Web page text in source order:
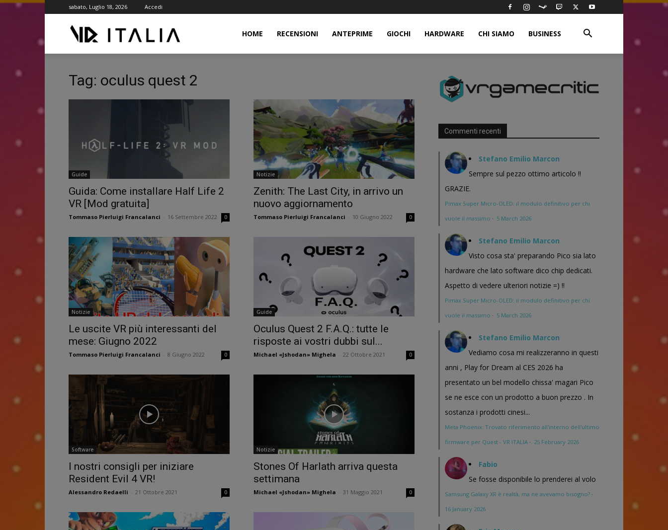
sabato, Luglio 18, 2026 Accedi
ITALIA
HOME RECENSIONI ANTEPRIME GIOCHI HARDWARE CHI SIAMO BUSINESS
Tag: oculus quest 2
Guide
Guida: Come installare Half Life 2
VR [Mod gratuita]
Tommaso Pierluigi Francalanci 16 Settembre 2022 0
Notizie
Zenith: The Last City, in arrivo un
nuovo aggiornamento
Tommaso Pierluigi Francalanci 10 Giugno 2022 0
Notizie
Le uscite VR più interessanti del
mese: Giugno 2022
Tommaso Pierluigi Francalanci 8 Giugno 2022 0
Guide
Oculus Quest 2 F.A.Q.: tutte le
risposte ai vostri dubbi sul...
Michael «Jshodan» Mighela 22 Ottobre 2021 0
Software
I nostri consigli per iniziare
Resident Evil 4 VR!
Alessandro Redaelli 21 Ottobre 2021 0
Notizie
Stones Of Harlath arriva questa
settimana
Michael «Jshodan» Mighela 31 Maggio 2021 0
Commenti recenti
Stefano Emilio Marcon
Sempre sul pezzo ottimo articolo !!
GRAZIE.
Pimax Super Micro-OLED: il modulo definitivo per chi
vuole il massimo · 5 March 2026
Stefano Emilio Marcon
Visto cosa sta' preparando Pico sia lato
hardware che lato software dico chip dedicati.
Aspetto di vedere ulteriori notizie =) !!
Pimax Super Micro-OLED: il modulo definitivo per chi
vuole il massimo · 5 March 2026
Stefano Emilio Marcon
Vediamo cosa mi realizzeranno in questi
anni , Play for Dream al CES 2026 ha
presentato un bel modello chissa' magari Pico
se ne esce con un prodotto a buon prezzo . In
sostanza i prodotti cinesi...
Meta Phoenix: Trovato riferimento all'interno dell'ultimo
firmware per Quest - VR ITALIA · 25 February 2026
Fabio
Se fosse disponibile lo prenderei al volo
Samsung Galaxy XR è realtà, ma ne avevamo bisogno? ·
16 January 2026